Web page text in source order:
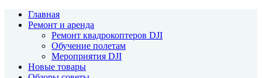
Главная
Ремонт и аренда
Ремонт квадрокоптеров DJI
Обучение полетам
Мероприятия DJI
Новые товары